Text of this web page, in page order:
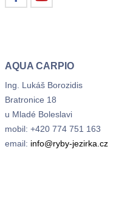
AQUA CARPIO
Ing. Lukáš Borozidis
Bratronice 18
u Mladé Boleslavi
mobil: +420 774 751 163
email: info@ryby-jezirka.cz